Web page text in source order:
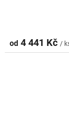
od 4 441 Kč /